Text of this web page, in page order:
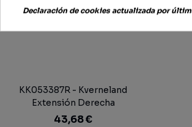
KK053387R - Kverneland
Extensión Derecha
Vertedera
43,68 €
Declaración de cookies actualizada por